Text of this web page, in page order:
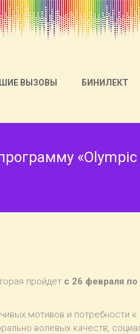
ВЫЗОВЫ БИНИЛЕКТ
«Olympic
пройдет с 26 февраля
мотивов и потребности
волевых качеств,